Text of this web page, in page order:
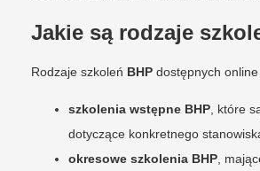
Jakie są rodzaje
Rodzaje szkoleń BHP dostępnych
szkolenia wstępne BHP , które
dotyczące konkretnego
okresowe szkolenia BHP ,